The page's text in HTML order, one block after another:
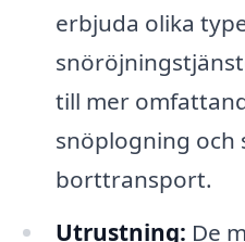
erbjuda olika
till mer
snöplogning och
borttransport.
Utrustning: De